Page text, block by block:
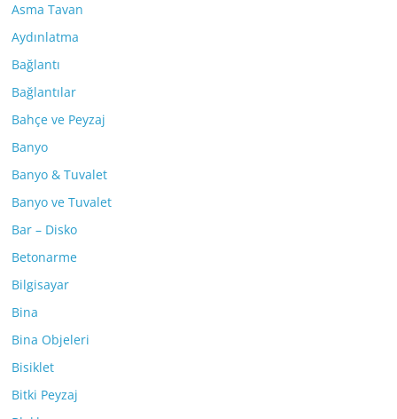
Asma Tavan
Aydınlatma
Bağlantı
Bağlantılar
Bahçe ve Peyzaj
Banyo
Banyo & Tuvalet
Banyo ve Tuvalet
Bar – Disko
Betonarme
Bilgisayar
Bina
Bina Objeleri
Bisiklet
Bitki Peyzaj